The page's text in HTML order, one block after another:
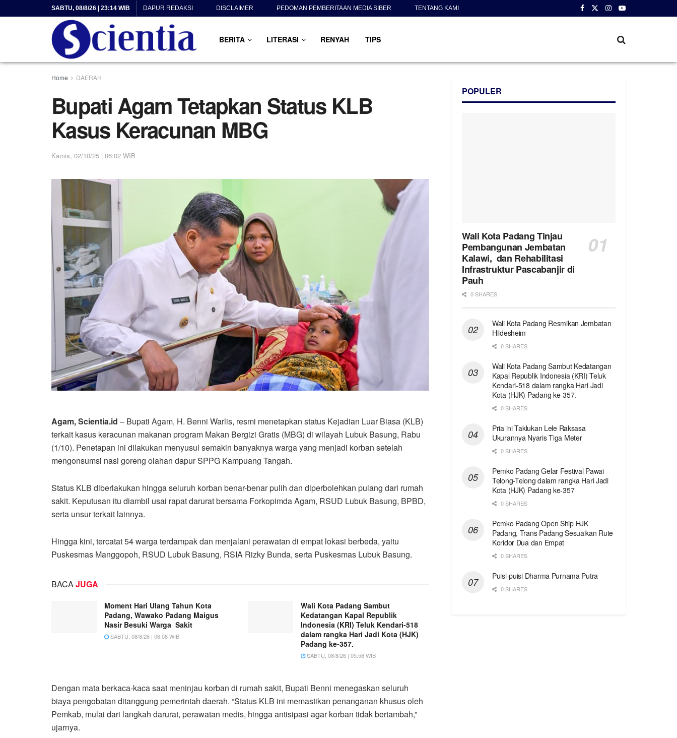
SABTU, 08/8/26 | 23:14 WIB DAPUR REDAKSI DISCLAIMER PEDOMAN PEMBERITAAN MEDIA SIBER TENTANG KAMI
BERITA LITERASI RENYAH TIPS
Home DAERAH
Bupati Agam Tetapkan Status KLB
Kasus Keracunan MBG
Kamis, 02/10/25 | 06:02 WIB
Agam, Scientia.id – Bupati Agam, H. Benni Warlis, resmi menetapkan status Kejadian Luar Biasa (KLB)
terkait kasus keracunan makanan program Makan Bergizi Gratis (MBG) di wilayah Lubuk Basung, Rabu
(1/10). Penetapan ini dilakukan menyusul semakin banyaknya warga yang menjadi korban setelah
mengonsumsi nasi goreng olahan dapur SPPG Kampuang Tangah.
Status KLB diberlakukan hingga seluruh korban benar-benar pulih dan diperbolehkan pulang dari rumah
sakit. Keputusan itu diambil usai rapat darurat bersama Forkopimda Agam, RSUD Lubuk Basung, BPBD,
serta unsur terkait lainnya.
Hingga kini, tercatat 54 warga terdampak dan menjalani perawatan di empat lokasi berbeda, yaitu
Puskesmas Manggopoh, RSUD Lubuk Basung, RSIA Rizky Bunda, serta Puskesmas Lubuk Basung.
BACAJUGA
Moment Hari Ulang Tahun Kota
Padang, Wawako Padang Maigus
Nasir Besuki Warga Sakit
SABTU, 08/8/26 | 06:08 WIB
Wali Kota Padang Sambut
Kedatangan Kapal Republik
Indonesia (KRI) Teluk Kendari-518
dalam rangka Hari Jadi Kota (HJK)
Padang ke-357.
SABTU, 08/8/26 | 05:58 WIB
Dengan mata berkaca-kaca saat meninjau korban di rumah sakit, Bupati Benni menegaskan seluruh
biaya pengobatan ditanggung pemerintah daerah. “Status KLB ini memastikan penanganan khusus oleh
Pemkab, mulai dari langkah darurat, perawatan medis, hingga antisipasi agar korban tidak bertambah,”
ujarnya.
POPULER
Wali Kota Padang Tinjau
Pembangunan Jembatan
Kalawi, dan Rehabilitasi
Infrastruktur Pascabanjir di
Pauh
0 SHARES
Wali Kota Padang Resmikan Jembatan
Hildesheim
0 SHARES
Wali Kota Padang Sambut Kedatangan
Kapal Republik Indonesia (KRI) Teluk
Kendari-518 dalam rangka Hari Jadi
Kota (HJK) Padang ke-357.
0 SHARES
Pria ini Taklukan Lele Raksasa
Ukurannya Nyaris Tiga Meter
0 SHARES
Pemko Padang Gelar Festival Pawai
Telong-Telong dalam rangka Hari Jadi
Kota (HJK) Padang ke-357
0 SHARES
Pemko Padang Open Ship HJK
Padang, Trans Padang Sesuaikan Rute
Koridor Dua dan Empat
0 SHARES
Puisi-puisi Dharma Purnama Putra
0 SHARES